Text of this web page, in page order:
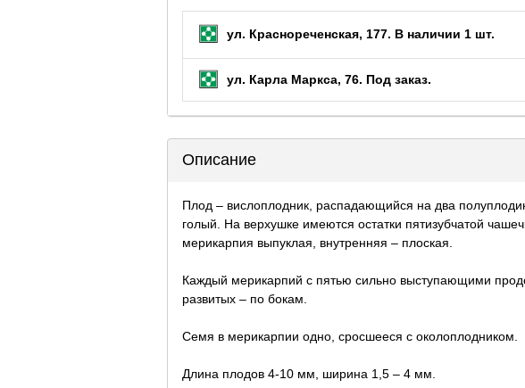
ул. Краснореченская, 177. В наличии 1 шт.
ул. Карла Маркса, 76. Под заказ.
Описание
Плод – вислоплодник, распадающийся на два
голый. На верхушке имеются остатки пятизубчатой
мерикарпия выпуклая, внутренняя – плоская.
Каждый мерикарпий с пятью сильно выступающими
развитых – по бокам.
Семя в мерикарпии одно, сросшееся с околоплодником.
Длина плодов 4-10 мм, ширина 1,5 – 4 мм.